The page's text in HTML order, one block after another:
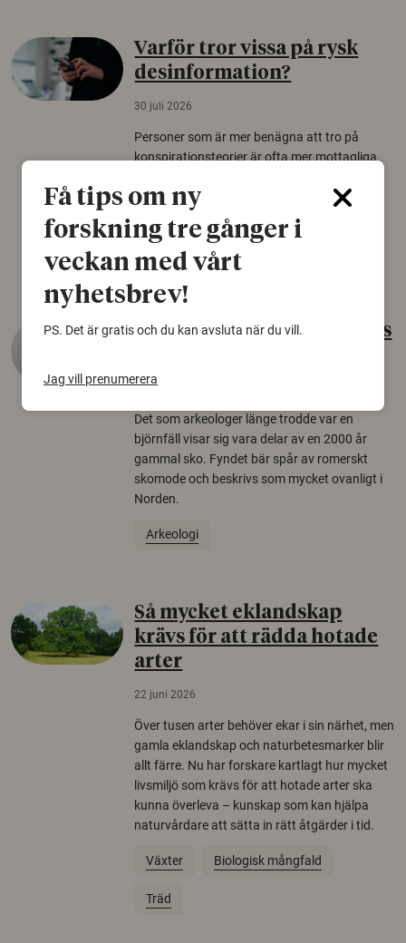
Varför tror vissa på rysk
desinformation?
30 juli 2026
Personer som är mer benägna att tro på
konspirationsteorier är ofta mer mottagliga
från Försvarshögskolan med deltagare i fyra
europeiska länder.
Säkerhetspolitik
Gammalt skinn var Sveriges
22 juni 2026
Det som arkeologer länge trodde var en
björnfäll visar sig vara delar av en 2000 år
gammal sko. Fyndet bär spår av romerskt
skomode och beskrivs som mycket ovanligt i
Norden.
Arkeologi
Så mycket eklandskap
krävs för att rädda hotade
arter
22 juni 2026
Över tusen arter behöver ekar i sin närhet, men
gamla eklandskap och naturbetesmarker blir
allt färre. Nu har forskare kartlagt hur mycket
livsmiljö som krävs för att hotade arter ska
kunna överleva – kunskap som kan hjälpa
naturvårdare att sätta in rätt åtgärder i tid.
Växter Biologisk mångfald
Träd
Få tips om ny
forskning tre gånger i
veckan med vårt
nyhetsbrev!
PS. Det är gratis och du kan avsluta när du vill.
Jag vill prenumerera